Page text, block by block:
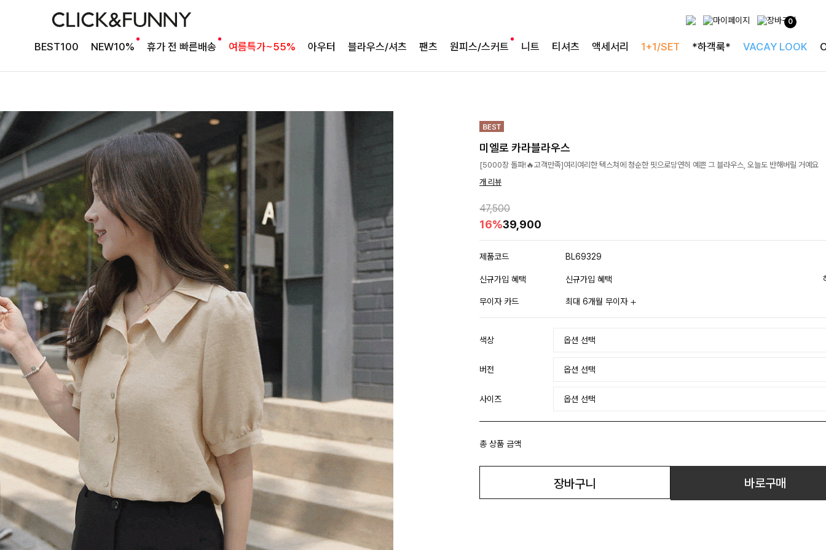
0
BEST100 NEW10% 휴가 전 빠른배송 여름특가~55% 아우터 블라우스/셔츠 팬츠 원피스/스커트 니트 티셔츠 액세서리 1+1/SET *하객룩* VACAY LOOK
미엘로 카라블라우스
[5000장 돌파!🔥고객만족]여리여리한 텍스쳐에 청순한 핏으로당연히 예쁜 그 블라우스, 오늘도 반해버릴 거예요
개 리뷰
47,500
16%39,900
제품코드 BL69329
신규가입 혜택 신규가입 혜택
무이자 카드 최대 6개월 무이자
색상
버전
사이즈
총 상품 금액
장바구니 바로구매